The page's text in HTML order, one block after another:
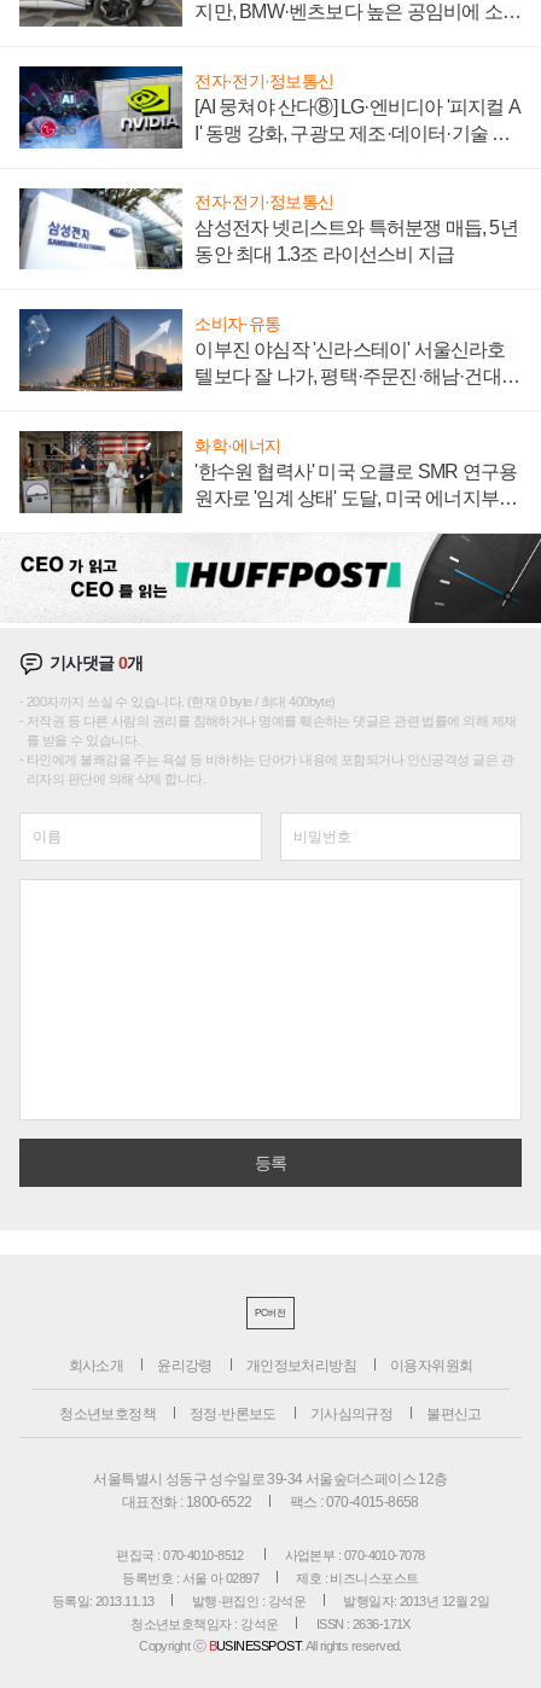
지만, BMW·벤츠보다 높은 공임비에 소비
전자·전기·정보통신
[AI 뭉쳐야 산다⑧] LG·엔비디아 '피지컬 A
I' 동맹 강화, 구광모 제조·데이터·기술 결
전자·전기·정보통신
삼성전자 넷리스트와 특허분쟁 매듭, 5년
동안 최대 1.3조 라이선스비 지급
소비자·유통
이부진 야심작 '신라스테이' 서울신라호
텔보다 잘 나가, 평택·주문진·해남·건대로
화학·에너지
'한수원 협력사' 미국 오클로 SMR 연구용
원자로 '임계 상태' 도달, 미국 에너지부
기사댓글0개
200자까지 쓰실 수 있습니다. (현재 0 byte / 최대 400byte)
저작권 등 다른 사람의 권리를 침해하거나 명예를 훼손하는 댓글은 관련 법률에 의해 제재
를 받을 수 있습니다.
타인에게 불쾌감을 주는 욕설 등 비하하는 단어가 내용에 포함되거나 인신공격성 글은 관
리자의 판단에 의해 삭제 합니다.
PC버전
회사소개 윤리강령 개인정보처리방침 이용자위원회
청소년보호정책 정정·반론보도 기사심의규정 불편신고
서울특별시 성동구 성수일로 39-34 서울숲더스페이스 12층
대표전화 : 1800-6522
팩스 : 070-4015-8658
편집국 : 070-4010-8512
사업본부 : 070-4010-7078
등록번호 : 서울 아 02897
제호 : 비즈니스포스트
등록일: 2013.11.13
발행·편집인 : 강석운
발행일자: 2013년 12월 2일
청소년보호책임자 : 강석운
ISSN : 2636-171X
Copyright ⓒ BUSINESSPOST. All rights reserved.